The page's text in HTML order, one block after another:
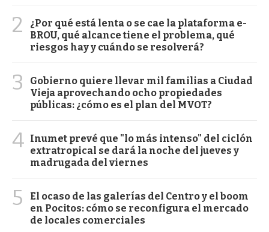
2
¿Por qué está lenta o se cae la plataforma e-
BROU, qué alcance tiene el problema, qué
riesgos hay y cuándo se resolverá?
3
Gobierno quiere llevar mil familias a Ciudad
Vieja aprovechando ocho propiedades
públicas: ¿cómo es el plan del MVOT?
4 Inumet prevé que "lo más intenso" del ciclón
extratropical se dará la noche del jueves y
madrugada del viernes
5
El ocaso de las galerías del Centro y el boom
en Pocitos: cómo se reconfigura el mercado
de locales comerciales